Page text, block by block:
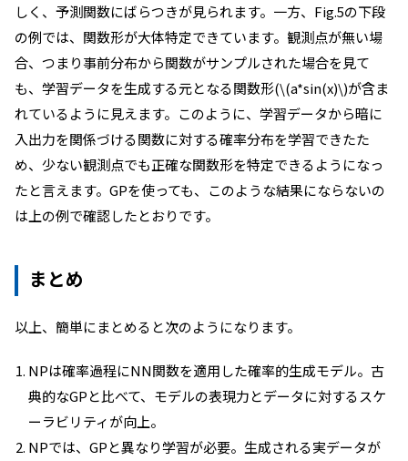
しく、予測関数にばらつきが見られます。一方、Fig.5の下段
の例では、関数形が大体特定できています。観測点が無い場
合、つまり事前分布から関数がサンプルされた場合を見て
も、学習データを生成する元となる関数形(\(a*sin(x)\)が含ま
れているように見えます。このように、学習データから暗に
入出力を関係づける関数に対する確率分布を学習できたた
め、少ない観測点でも正確な関数形を特定できるようになっ
たと言えます。GPを使っても、このような結果にならないの
は上の例で確認したとおりです。
まとめ
以上、簡単にまとめると次のようになります。
NPは確率過程にNN関数を適用した確率的生成モデル。古
典的なGPと比べて、モデルの表現力とデータに対するスケ
ーラビリティが向上。
NPでは、GPと異なり学習が必要。生成される実データが